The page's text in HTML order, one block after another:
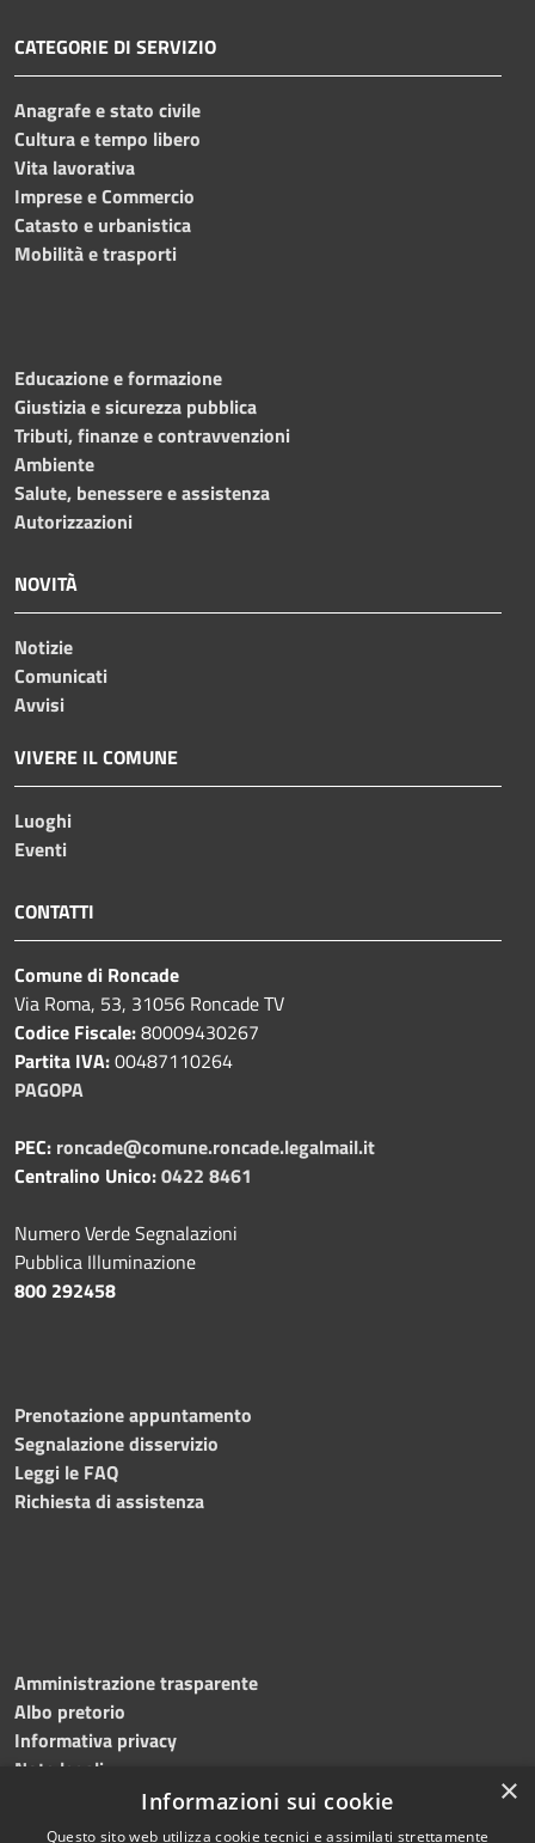
CATEGORIE DI SERVIZIO
Anagrafe e stato civile
Cultura e tempo libero
Vita lavorativa
Imprese e Commercio
Catasto e urbanistica
Mobilità e trasporti
Educazione e formazione
Giustizia e sicurezza pubblica
Tributi, finanze e contravvenzioni
Ambiente
Salute, benessere e assistenza
Autorizzazioni
NOVITÀ
Notizie
Comunicati
Avvisi
VIVERE IL COMUNE
Luoghi
Eventi
CONTATTI
Comune di Roncade
Via Roma, 53, 31056 Roncade TV
Codice Fiscale:80009430267
Partita IVA:00487110264
PAGOPA
PEC: roncade@comune.roncade.legalmail.it
Centralino Unico:0422 8461
Numero Verde Segnalazioni
Pubblica Illuminazione
800 292458
Prenotazione appuntamento
Segnalazione disservizio
Leggi le FAQ
Richiesta di assistenza
Amministrazione trasparente
Albo pretorio
Informativa privacy
Note legali
Dichiarazione di accessibilità
×
Informazioni sui cookie
Questo sito web utilizza cookie tecnici e assimilati strettamente